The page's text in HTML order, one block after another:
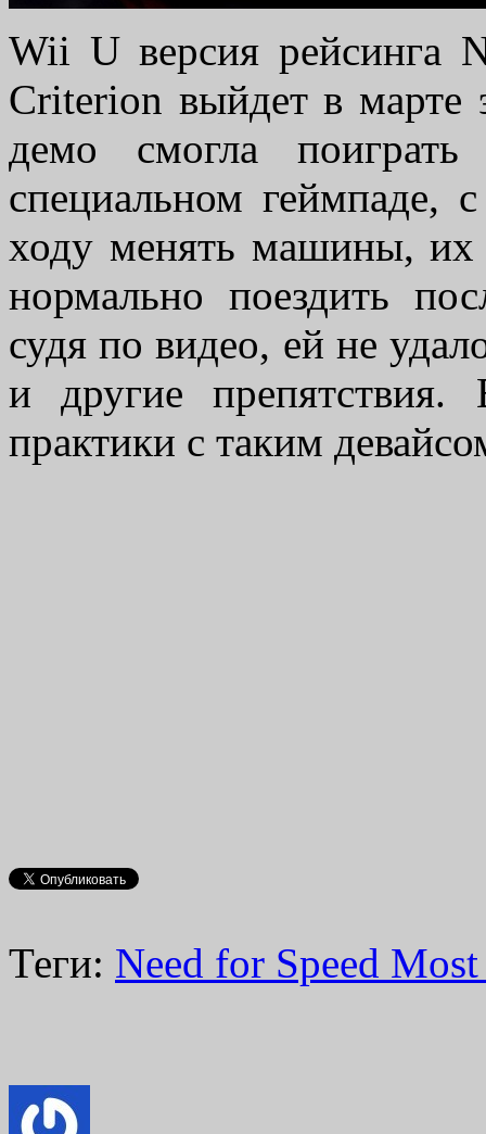
Wii U версия рейсинга
Criterion выйдет в марте
демо смогла
специальном
ходу менять машины, их
нормально поездить
судя по видео, ей не
и другие препятствия.
практики с таким
Теги: Need for Speed